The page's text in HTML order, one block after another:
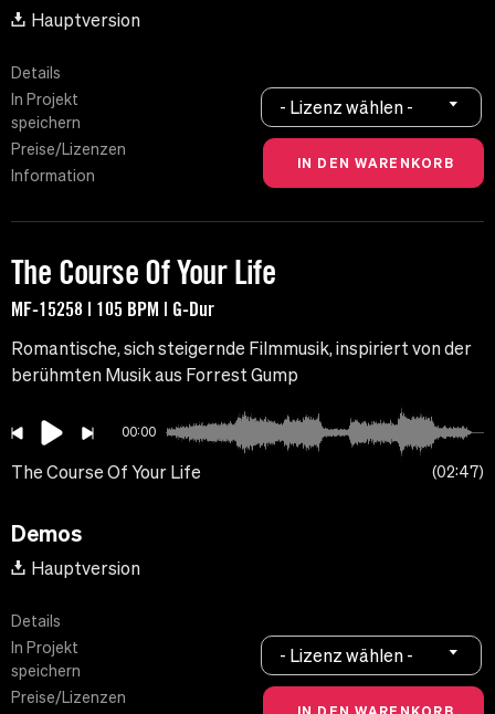
Hauptversion
Details
In Projekt
speichern
Preise/Lizenzen
Information
- Lizenz wählen -
The Course Of Your Life
MF-15258 | 105 BPM | G-Dur
Romantische, sich steigernde Filmmusik, inspiriert von der
berühmten Musik aus Forrest Gump
00:00
The Course Of Your Life 02:47
Demos
Hauptversion
Details
In Projekt
speichern
Preise/Lizenzen
- Lizenz wählen -